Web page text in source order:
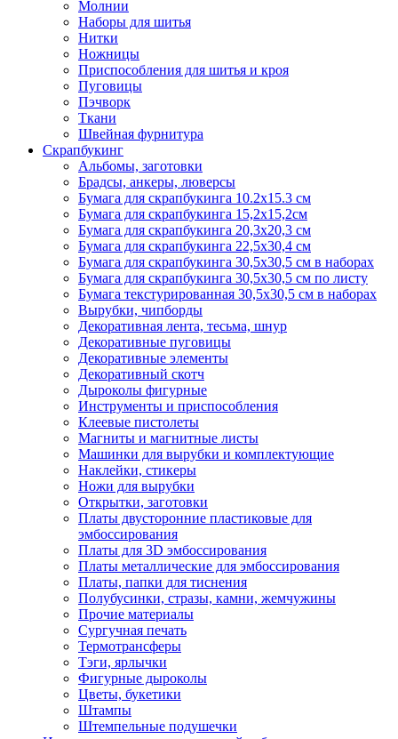
Молнии
Наборы для шитья
Нитки
Ножницы
Приспособления для шитья и кроя
Пуговицы
Пэчворк
Ткани
Швейная фурнитура
Скрапбукинг
Альбомы, заготовки
Брадсы, анкеры, люверсы
Бумага для скрапбукинга 10.2х15.3 см
Бумага для скрапбукинга 15,2х15,2см
Бумага для скрапбукинга 20,3х20,3 см
Бумага для скрапбукинга 22,5х30,4 см
Бумага для скрапбукинга 30,5х30,5 см в наборах
Бумага для скрапбукинга 30,5х30,5 см по листу
Бумага текстурированная 30,5х30,5 см в наборах
Вырубки, чипборды
Декоративная лента, тесьма, шнур
Декоративные пуговицы
Декоративные элементы
Декоративный скотч
Дыроколы фигурные
Инструменты и приспособления
Клеевые пистолеты
Магниты и магнитные листы
Машинки для вырубки и комплектующие
Наклейки, стикеры
Ножи для вырубки
Открытки, заготовки
Платы двусторонние пластиковые для
эмбоссирования
Платы для 3D эмбоссирования
Платы металлические для эмбоссирования
Платы, папки для тиснения
Полубусинки, стразы, камни, жемчужины
Прочие материалы
Сургучная печать
Термотрансферы
Тэги, ярлычки
Фигурные дыроколы
Цветы, букетики
Штампы
Штемпельные подушечки